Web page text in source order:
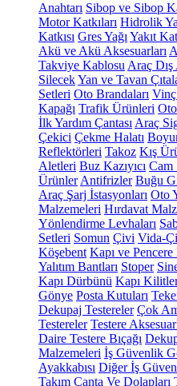
Anahtarı Sibop ve Sibop
Motor Katkıları Hidrolik
Katkısı Gres Yağı Yakıt
Akü ve Akü Aksesuarları
Takviye Kablosu Araç Dış
SilecekYan ve Tavan
Setleri Oto Brandaları Vinç
Kapağı Trafik Ürünleri
İlk Yardım Çantası Araç
Çekici Çekme Halatı
Reflektörleri Takoz Kış
Aletleri Buz Kazıyıcı Cam
Ürünler Antifrizler Buğu
Araç Şarj İstasyonları Oto
Malzemeleri Hırdavat
Yönlendirme Levhaları
Setleri Somun Çivi Vida-
Köşebent Kapı ve
Yalıtım Bantları Stoper
Kapı Dürbünü Kapı
Gönye Posta Kutuları
Dekupaj Testereler Çok
Testereler Testere
Daire Testere Bıçağı
Malzemeleri İş Güvenlik
Ayakkabısı Diğer İş
Takım Çanta Ve Dolapları